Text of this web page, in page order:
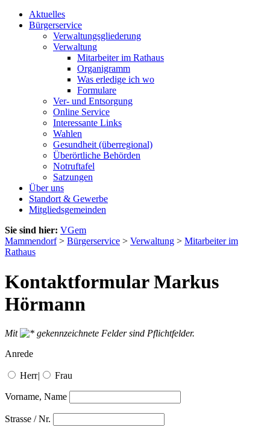
Aktuelles
Bürgerservice
Verwaltungsgliederung
Verwaltung
Mitarbeiter im Rathaus
Organigramm
Was erledige ich wo
Formulare
Ver- und Entsorgung
Online Service
Interessante Links
Wahlen
Gesundheit (überregional)
Überörtliche Behörden
Notruftafel
Satzungen
Über uns
Standort & Gewerbe
Mitgliedsgemeinden
Sie sind hier: VGem
Mammendorf> Bürgerservice > Verwaltung > Mitarbeiter im
Rathaus
Kontaktformular Markus
Hörmann
Mit
gekennzeichnete Felder sind Pflichtfelder.
Anrede
Herr| Frau
Vorname, Name
Strasse / Nr.